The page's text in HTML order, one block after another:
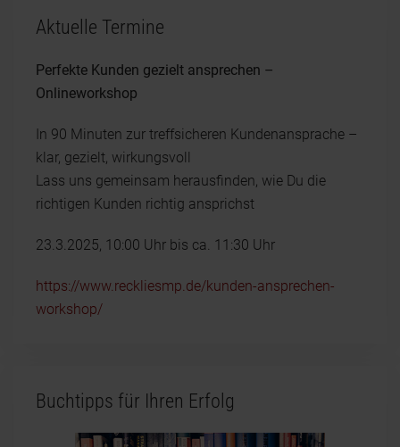
Aktuelle Termine
Perfekte Kunden gezielt ansprechen –
Onlineworkshop
In 90 Minuten zur treffsicheren Kundenansprache –
klar, gezielt, wirkungsvoll
Lass uns gemeinsam herausfinden, wie Du die
richtigen Kunden richtig ansprichst
23.3.2025, 10:00 Uhr bis ca. 11:30 Uhr
https://www.reckliesmp.de/kunden-ansprechen-
workshop/
Buchtipps für Ihren Erfolg